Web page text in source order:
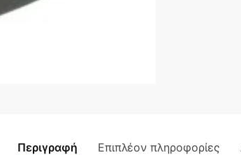
Περιγραφή Επιπλέον πληροφορίες